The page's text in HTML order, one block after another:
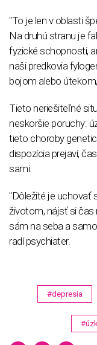
"To je len v oblasti
Na druhú stranu je
fyzické schopnosti,
naši predkovia
bojom alebo
Tieto neriešiteľné
neskoršie poruchy:
tieto choroby
dispozícia prejaví,
sami.
"Dôležité je uchovať
životom, nájsť si čas
sám na seba a
radí psychiater.
#depresia